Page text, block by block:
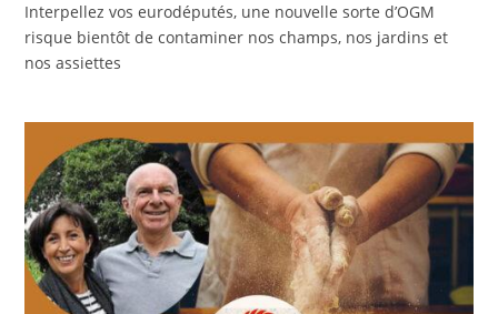
Interpellez vos eurodéputés, une nouvelle sorte d’OGM
risque bientôt de contaminer nos champs, nos jardins et
nos assiettes